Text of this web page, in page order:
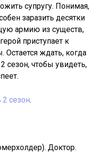
супругу. Понимая,
заразить десятки
армию из существ,
приступает к
Остается ждать, когда
чтобы увидеть,
2 сезон.
Доктор.